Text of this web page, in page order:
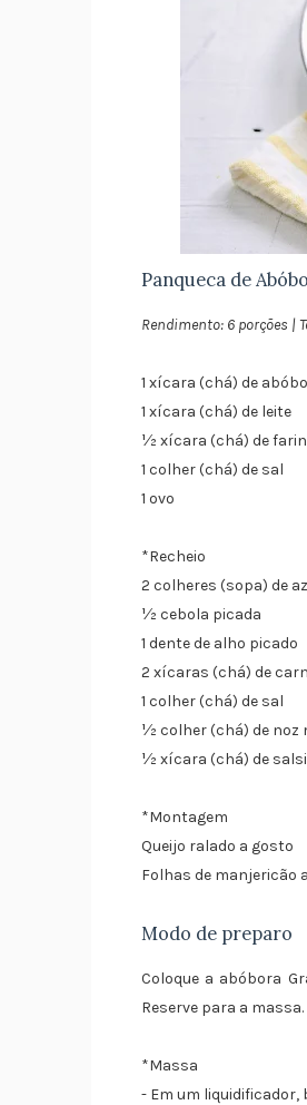
Panqueca de
Rendimento: 6 porções |
1 xícara (chá) de
1 xícara (chá) de leite
½ xícara (chá) de
1 colher (chá) de sal
1 ovo
*Recheio
2 colheres (sopa) de
½ cebola picada
1 dente de alho picado
2 xícaras (chá) de
1 colher (chá) de sal
½ colher (chá) de noz
½ xícara (chá) de
*Montagem
Queijo ralado a gosto
Folhas de manjericão
Modo de preparo
Coloque a abóbora
Reserve para a massa.
*Massa
- Em um